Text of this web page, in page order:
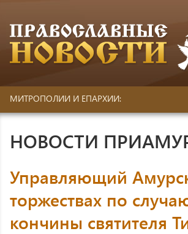
МИТРОПОЛИИ И ЕПАРХИИ:
НОВОСТИ
Управляющий
торжествах по
кончины святителя